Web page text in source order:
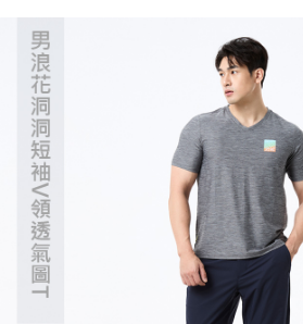
後付繳納相關費用。
※ 交易是否成功請以「AFTEE先享後付 」之結
是否繳費成功／繳費後需取消欲退款等相關疑問
客戶支援中心」
https://
【注意事項】
１．透過由恩沛科技股份有限公司提供之「
易，需依本服務之必要範圍內提供個人資料，並
權轉讓予恩沛科技股份有限公司。
２．關於個人資料處理事宜，請瀏覽以下網址：
https://aftee.tw/terms/#terms3
３．未成年的使用者請事先徵得法定代理人或監
「AFTEE先享後付」，若未經同意申辦者引起
任。
４．使用「AFTEE先享後付」時，將依據個別
時審查核予不同之上限額度；若仍有額度不足
每筆NT$100，滿NT$799(含以上)免運費
付款後門市自取
免運費
貨到付款
每筆NT$130，滿NT$3,000(含以上)免運費